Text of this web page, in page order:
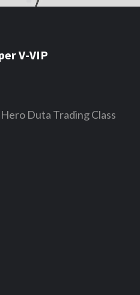
V-VIP
Duta Trading Class